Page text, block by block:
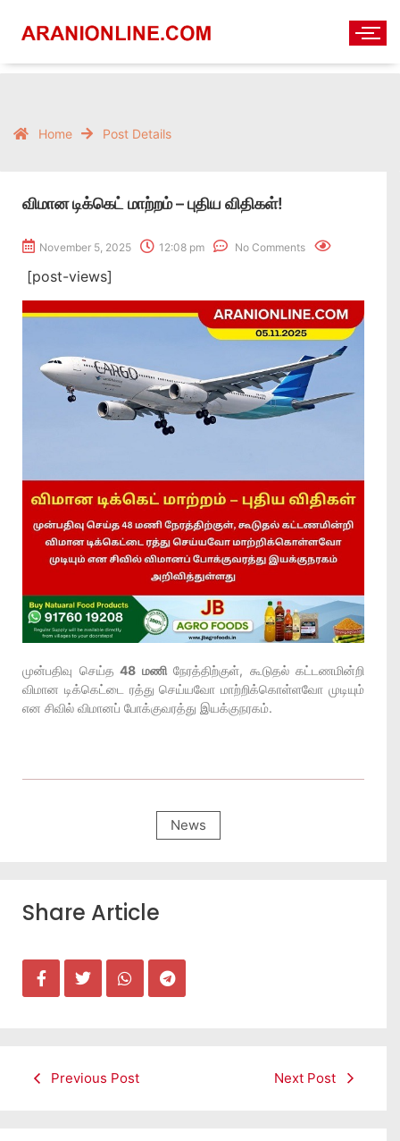
Home Post Details
விமான டிக்கெட் மாற்றம் – புதிய விதிகள்!
November 5, 2025 12:08 pm No Comments
[post-views]
முன்பதிவு செய்த 48 மணிநேரத்திற்குள், கூடுதல் கட்டணமின்றி
விமான டிக்கெட்டை ரத்து செய்யவோ மாற்றிக்கொள்ளவோ முடியும்
என சிவில் விமானப் போக்குவரத்து இயக்குநரகம்.
News
Share Article
Previous Post Next Post